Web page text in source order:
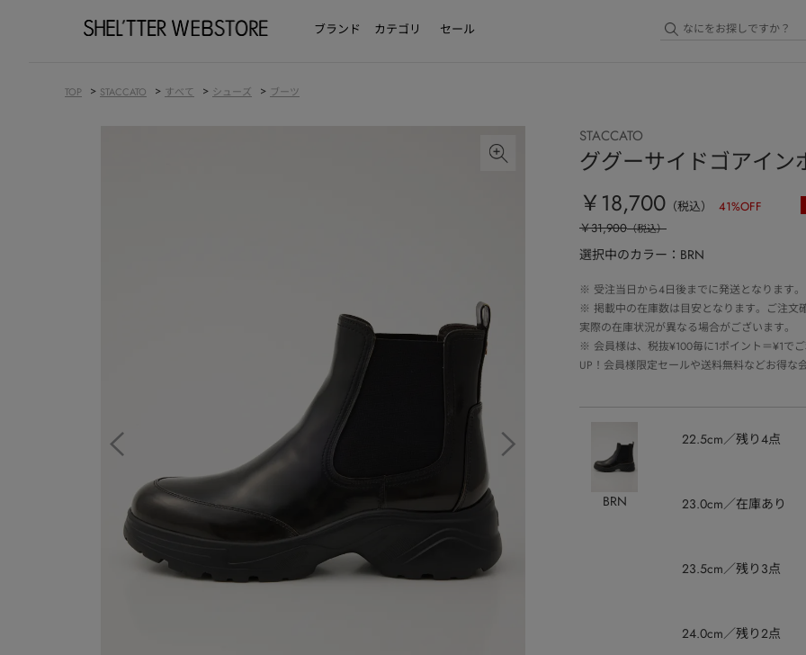
ブランド カテゴリ セール
TOP > STACCATO > すべて > シューズ > ブーツ
STACCATO
ググーサイドゴアイン
￥18,700 （税込） 41%OFF
￥31,900（税込）
選択中のカラー：BRN
※ 受注当日から4日後までに発送となります
※ 掲載中の在庫数は目安となります。ご注文
実際の在庫状況が異なる場合がございます。
※ 会員様は、税抜¥100毎に1ポイント＝¥1で
UP！会員様限定セールや送料無料などお得な
BRN
22.5cm 残り4点
23.0cm 在庫あり
23.5cm 残り3点
24.0cm 残り2点